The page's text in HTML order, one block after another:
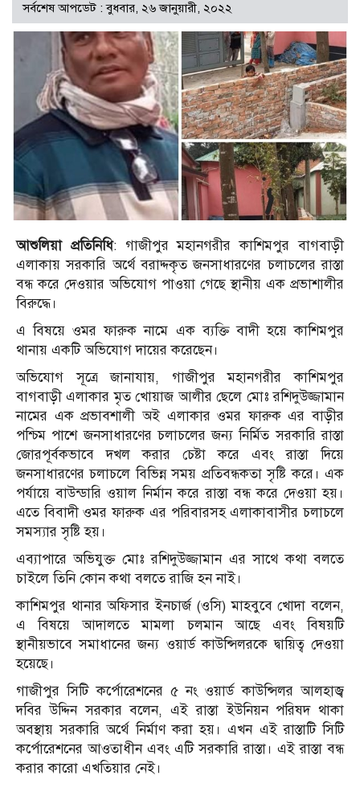
সর্বশেষ আপডেট : বুধবার, ২৬ জানুয়ারী, ২০২২
আশুলিয়া প্রতিনিধি: গাজীপুর মহানগরীর কাশিমপুর বাগবাড়ী
এলাকায় সরকারি অর্থে বরাদ্দকৃত জনসাধারণের চলাচলের রাস্তা
বন্ধ করে দেওয়ার অভিযোগ পাওয়া গেছে স্থানীয় এক প্রভাশালীর
বিরুদ্ধে।
এ বিষয়ে ওমর ফারুক নামে এক ব্যক্তি বাদী হয়ে কাশিমপুর
থানায় একটি অভিযোগ দায়ের করেছেন।
অভিযোগ সূত্রে জানাযায়, গাজীপুর মহানগরীর কাশিমপুর
বাগবাড়ী এলাকার মৃত খোয়াজ আলীর ছেলে মোঃ রশিদুউজ্জামান
নামের এক প্রভাবশালী অই এলাকার ওমর ফারুক এর বাড়ীর
পশ্চিম পাশে জনসাধারণের চলাচলের জন্য নির্মিত সরকারি রাস্তা
জোরপূর্বকভাবে দখল করার চেষ্টা করে এবং রাস্তা দিয়ে
জনসাধারণের চলাচলে বিভিন্ন সময় প্রতিবন্ধকতা সৃষ্টি করে। এক
পর্যায়ে বাউন্ডারি ওয়াল নির্মান করে রাস্তা বন্ধ করে দেওয়া হয়।
এতে বিবাদী ওমর ফারুক এর পরিবারসহ এলাকাবাসীর চলাচলে
সমস্যার সৃষ্টি হয়।
এব্যাপারে অভিযুক্ত মোঃ রশিদুউজ্জামান এর সাথে কথা বলতে
চাইলে তিনি কোন কথা বলতে রাজি হন নাই।
কাশিমপুর থানার অফিসার ইনচার্জ (ওসি) মাহবুবে খোদা বলেন,
এ বিষয়ে আদালতে মামলা চলমান আছে এবং বিষয়টি
স্থানীয়ভাবে সমাধানের জন্য ওয়ার্ড কাউন্সিলরকে দ্বায়িত্ব দেওয়া
হয়েছে।
গাজীপুর সিটি কর্পোরেশনের ৫ নং ওয়ার্ড কাউন্সিলর আলহাজ্ব
দবির উদ্দিন সরকার বলেন, এই রাস্তা ইউনিয়ন পরিষদ থাকা
অবস্থায় সরকারি অর্থে নির্মাণ করা হয়। এখন এই রাস্তাটি সিটি
কর্পোরেশনের আওতাধীন এবং এটি সরকারি রাস্তা। এই রাস্তা বন্ধ
করার কারো এখতিয়ার নেই।